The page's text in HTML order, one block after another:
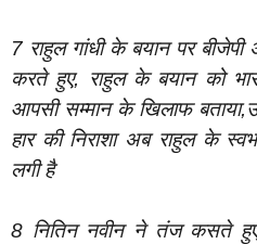
7 राहुल गांधी के बयान पर बीजेपी
करते हुए, राहुल के बयान को
आपसी सम्मान के खिलाफ
हार की निराशा अब राहुल के
लगी है
8 नितिन नवीन ने तंज कसते हुए